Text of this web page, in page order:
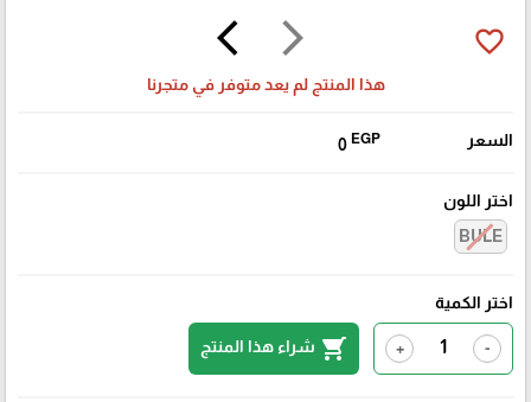
arrow_forward_ios
arrow_back_ios favorite_border
هذا المنتج لم يعد متوفر في متجرنا
السعر 0 EGP
اختر اللون
BULE
اختر الكمية
-
+
shopping_cart شراء هذا المنتج